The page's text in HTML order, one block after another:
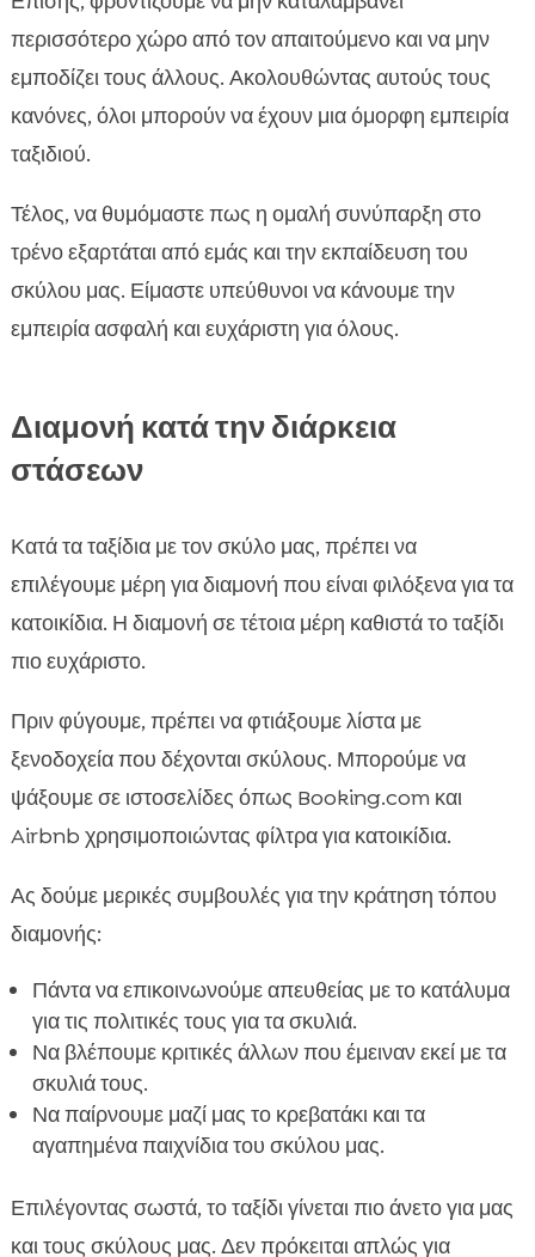
περισσότερο χώρο από τον απαιτούμενο και να μην
εμποδίζει τους άλλους. Ακολουθώντας αυτούς τους
κανόνες, όλοι μπορούν να έχουν μια όμορφη εμπειρία
ταξιδιού.
Τέλος, να θυμόμαστε πως η ομαλή συνύπαρξη στο
τρένο εξαρτάται από εμάς και την εκπαίδευση του
σκύλου μας. Είμαστε υπεύθυνοι να κάνουμε την
εμπειρία ασφαλή και ευχάριστη για όλους.
Διαμονή κατά την διάρκεια
στάσεων
Κατά τα ταξίδια με τον σκύλο μας, πρέπει να
επιλέγουμε μέρη για διαμονή που είναι φιλόξενα για τα
κατοικίδια. Η διαμονή σε τέτοια μέρη καθιστά το ταξίδι
πιο ευχάριστο.
Πριν φύγουμε, πρέπει να φτιάξουμε λίστα με
ξενοδοχεία που δέχονται σκύλους. Μπορούμε να
ψάξουμε σε ιστοσελίδες όπως Booking.com και
Airbnb χρησιμοποιώντας φίλτρα για κατοικίδια.
Ας δούμε μερικές συμβουλές για την κράτηση τόπου
διαμονής:
Πάντα να επικοινωνούμε απευθείας με το κατάλυμα
για τις πολιτικές τους για τα σκυλιά.
Να βλέπουμε κριτικές άλλων που έμειναν εκεί με τα
σκυλιά τους.
Να παίρνουμε μαζί μας το κρεβατάκι και τα
αγαπημένα παιχνίδια του σκύλου μας.
Επιλέγοντας σωστά, το ταξίδι γίνεται πιο άνετο για μας
και τους σκύλους μας. Δεν πρόκειται απλώς για